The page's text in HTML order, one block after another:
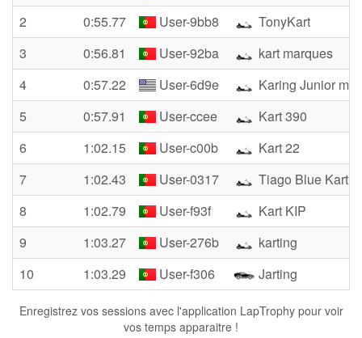
2
0:55.77 User-9bb8
TonyKart
3
0:56.81 User-92ba
kart marques
4
0:57.22 User-6d9e
Karing Junior max
5
0:57.91 User-ccee
Kart 390
6
1:02.15 User-c00b
Kart 22
7
1:02.43 User-0317
Tiago Blue Kart
8
1:02.79 User-f93f
Kart KIP
9
1:03.27 User-276b
karting
10
1:03.29 User-f306 Jarting
Enregistrez vos sessions avec l'application LapTrophy pour voir
vos temps apparaitre !